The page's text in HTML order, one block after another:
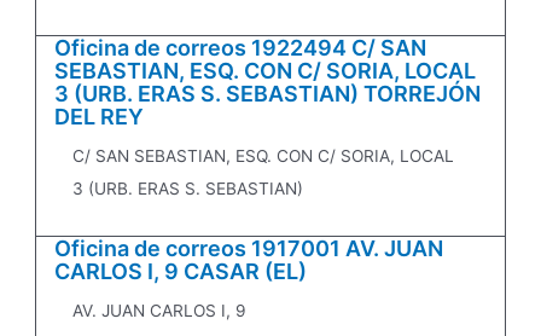
Oficina de correos 1922494 C/ SAN
SEBASTIAN, ESQ. CON C/ SORIA, LOCAL
3 (URB. ERAS S. SEBASTIAN) TORREJÓN
DEL REY
C/ SAN SEBASTIAN, ESQ. CON C/ SORIA, LOCAL
3 (URB. ERAS S. SEBASTIAN)
Oficina de correos 1917001 AV. JUAN
CARLOS I, 9 CASAR (EL)
AV. JUAN CARLOS I, 9